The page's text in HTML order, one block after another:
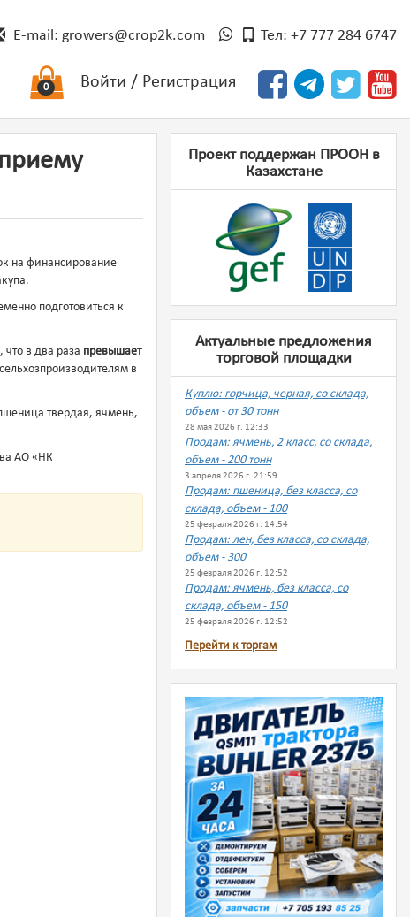
E-mail: growers@crop2k.com Тел: +7 777 284 6747
Войти / Регистрация
0
на финансирование
подготовиться к
, что в два раза превышает
в
твердая, ячмень,
АО «НК
Проект поддержан ПРООН в
Казахстане
Актуальные предложения
торговой площадки
Куплю: горчица, черная, со склада,
объем - от 30 тонн
28 мая 2026 г. 12:33
Продам: ячмень, 2 класс, со склада,
объем - 200 тонн
3 апреля 2026 г. 21:59
Продам: пшеница, без класса, со
склада, объем - 100
25 февраля 2026 г. 14:54
Продам: лен, без класса, со склада,
объем - 300
25 февраля 2026 г. 12:52
Продам: ячмень, без класса, со
склада, объем - 150
25 февраля 2026 г. 12:52
Перейти к торгам